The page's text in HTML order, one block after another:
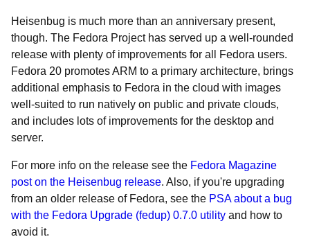
Heisenbug is much more than an anniversary present,
though. The Fedora Project has served up a well-rounded
release with plenty of improvements for all Fedora users.
Fedora 20 promotes ARM to a primary architecture, brings
additional emphasis to Fedora in the cloud with images
well-suited to run natively on public and private clouds,
and includes lots of improvements for the desktop and
server.
For more info on the release see the Fedora Magazine
post on the Heisenbug release. Also, if you're upgrading
from an older release of Fedora, see the PSA about a bug
with the Fedora Upgrade (fedup) 0.7.0 utility and how to
avoid it.